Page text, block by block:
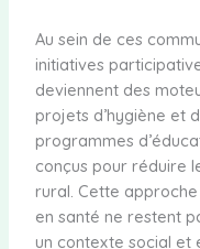
Au sein de ces
initiatives
deviennent des
projets d’hygiène et
programmes
conçus pour réduire
rural. Cette
en santé ne restent
un contexte social et